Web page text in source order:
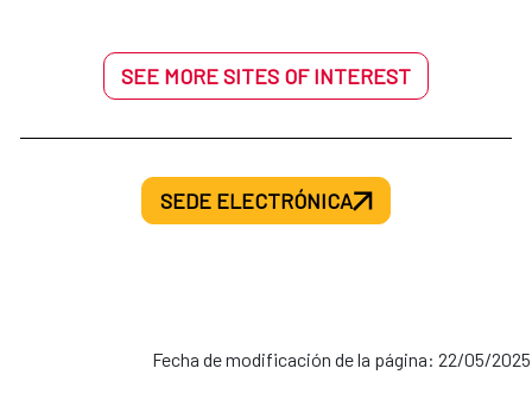
SEE MORE SITES OF INTEREST
SEDE ELECTRÓNICA
Fecha de modificación de la página: 22/05/2025